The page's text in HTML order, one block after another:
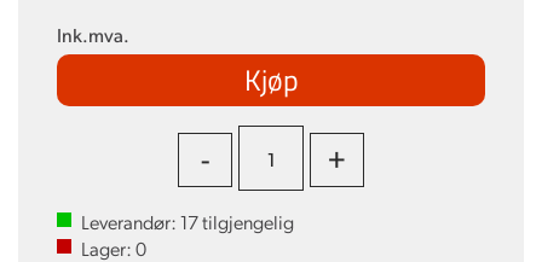
Ink.mva.
Kjøp
- +
Leverandør:17tilgjengelig
Lager:0